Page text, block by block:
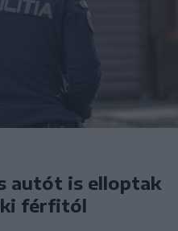
autót is elloptak
férfitól